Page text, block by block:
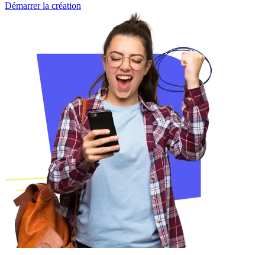
Démarrer la création